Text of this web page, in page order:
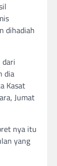
dihadiah
dari
dia
Kasat
Jumat
nya itu
yang